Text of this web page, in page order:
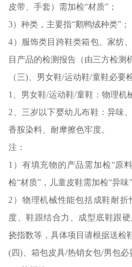
皮带、手套）需加检“材质”；
3）种类，主要指“鹅鸭绒种类”；
4）服饰类目跨鞋类箱包、家纺
目产品的检测报告（由三方检测
（三)、男女鞋/运动鞋/童鞋必要
1、男女鞋/运动鞋/童鞋：物理机
2、三岁以下婴幼儿布鞋：异味
香胺染料、耐摩擦色牢度。
注：
1）有填充物的产品需加检“原
检“材质”，儿童皮鞋需加检“异味”
2）物理机械性能包括成鞋耐
度、鞋跟结合力、成型底鞋跟
挠指数等，具体项目请根据送检
(四)、箱包皮具/热销女包/男包必